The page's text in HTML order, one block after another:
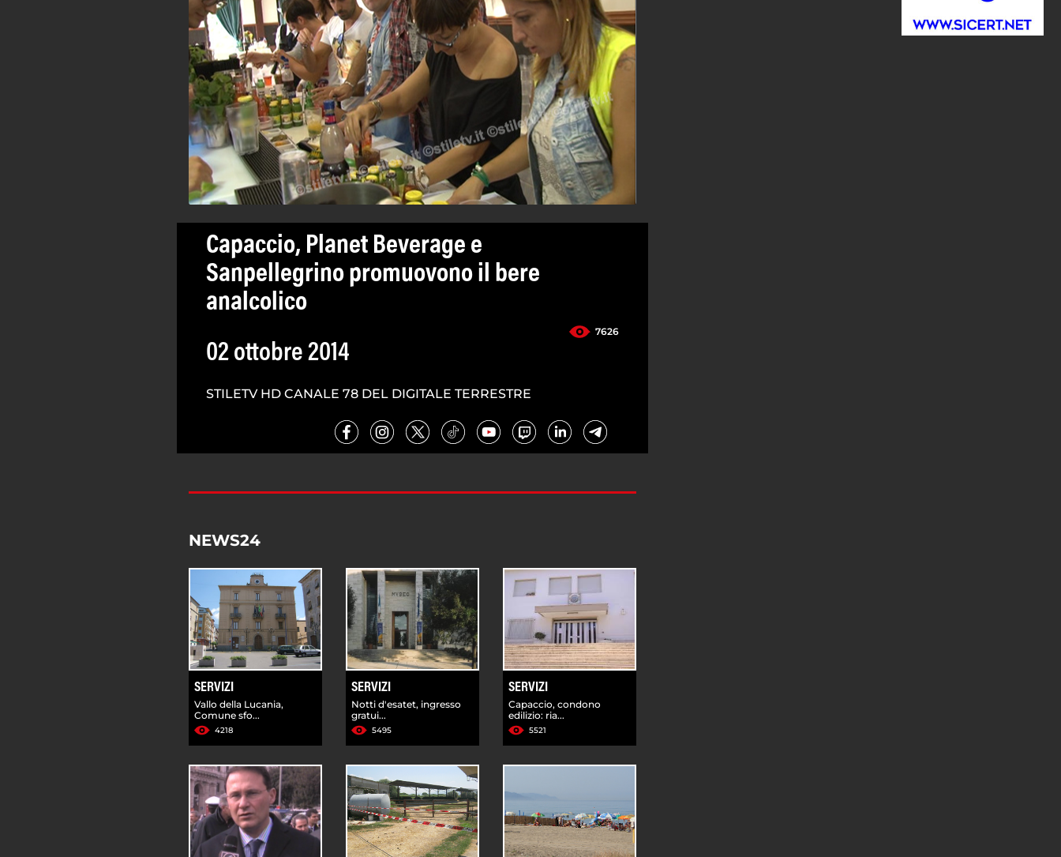
Capaccio, Planet Beverage e
Sanpellegrino promuovono il bere
analcolico
7626
02 ottobre 2014
STILETV HD CANALE 78 DEL DIGITALE TERRESTRE
NEWS24
SERVIZI
Vallo della Lucania,
Comune sfo...
4218
SERVIZI
Notti d'esatet, ingresso
gratui...
5495
SERVIZI
Capaccio, condono
edilizio: ria...
5521